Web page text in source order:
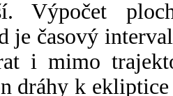
Výpočet
je časový
i mimo
dráhy k